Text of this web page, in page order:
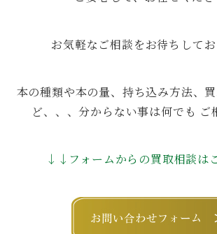
お気軽なご相談をお待ちしてお
本の種類や本の量、持ち込み方法、
ど、、、分からない事は何でも ご
↓↓フォームからの買取相談は